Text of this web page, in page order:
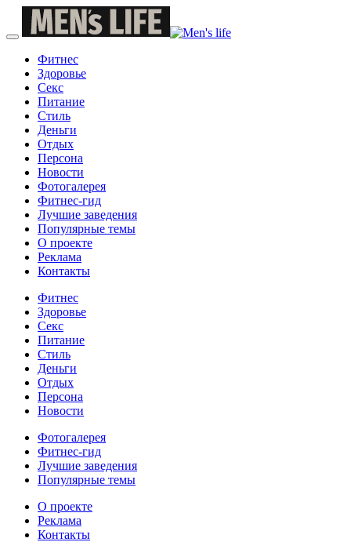
Фитнес
Здоровье
Секс
Питание
Стиль
Деньги
Отдых
Персона
Новости
Фотогалерея
Фитнес-гид
Лучшие заведения
Популярные темы
О проекте
Реклама
Контакты
Фитнес
Здоровье
Секс
Питание
Стиль
Деньги
Отдых
Персона
Новости
Фотогалерея
Фитнес-гид
Лучшие заведения
Популярные темы
О проекте
Реклама
Контакты